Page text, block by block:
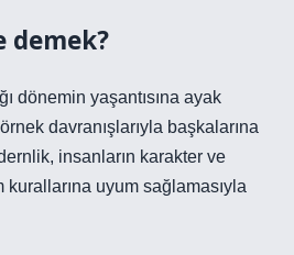
demek?
dönemin yaşantısına ayak
davranışlarıyla başkalarına
insanların karakter ve
kurallarına uyum sağlamasıyla